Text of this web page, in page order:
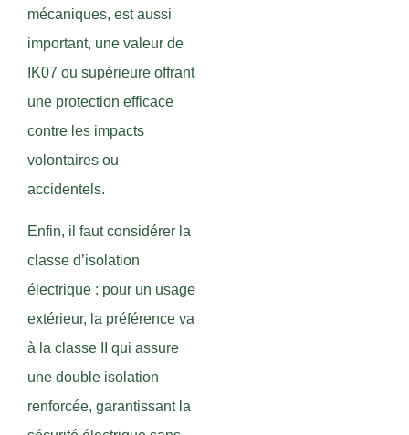
mécaniques, est aussi
important, une valeur de
IK07 ou supérieure offrant
une protection efficace
contre les impacts
volontaires ou
accidentels.
Enfin, il faut considérer la
classe d’isolation
électrique : pour un usage
extérieur, la préférence va
à la classe II qui assure
une double isolation
renforcée, garantissant la